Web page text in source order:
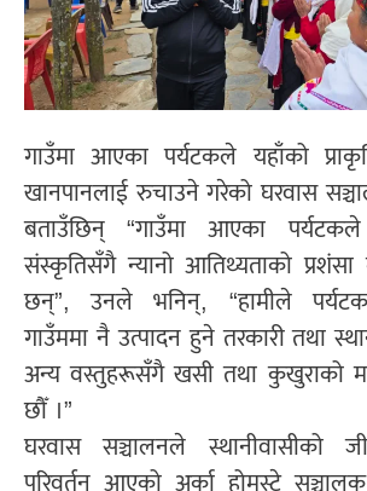
गाउँमा आएका पर्यटकले यहाँको
खानपानलाई रुचाउने गरेको घरवास
बताउँछिन् “गाउँमा आएका पर्यटकले
संस्कृतिसँगै न्यानो आतिथ्यताको
छन्”, उनले भनिन्, “हामीले
गाउँममा नै उत्पादन हुने तरकारी तथा
अन्य वस्तुहरूसँगै खसी तथा कुखुराको
छौँ ।”
घरवास सञ्चालनले स्थानीवासीको
परिवर्तन आएको अर्का होमस्टे